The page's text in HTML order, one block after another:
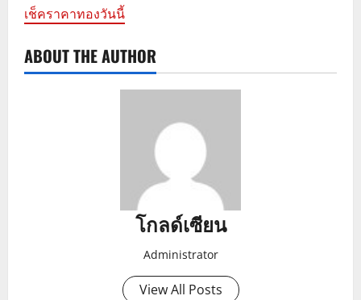
เช็คราคาทองวันนี้
ABOUT THE AUTHOR
โกลด์เซียน
Administrator
View All Posts